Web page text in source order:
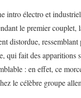
intro électro et
le premier
distordue,
qui fait des apparitions
: en effet, ce
le célèbre groupe